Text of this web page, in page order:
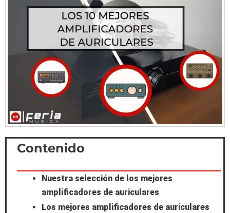
Contenido
Nuestra selección de los mejores
amplificadores de auriculares
Los mejores amplificadores de auriculares
Scroll
to